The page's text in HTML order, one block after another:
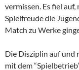
vermissen. Es fiel
Spielfreude die
Match zu Werke
Die Disziplin auf und
mit dem